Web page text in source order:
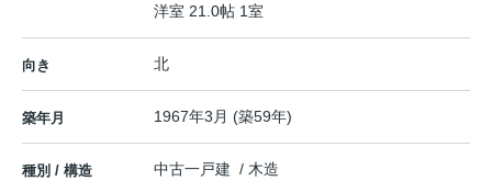
洋室 21.0帖 1室
向き 北
築年月 1967年3月 (築59年)
種別 / 構造 中古一戸建 / 木造